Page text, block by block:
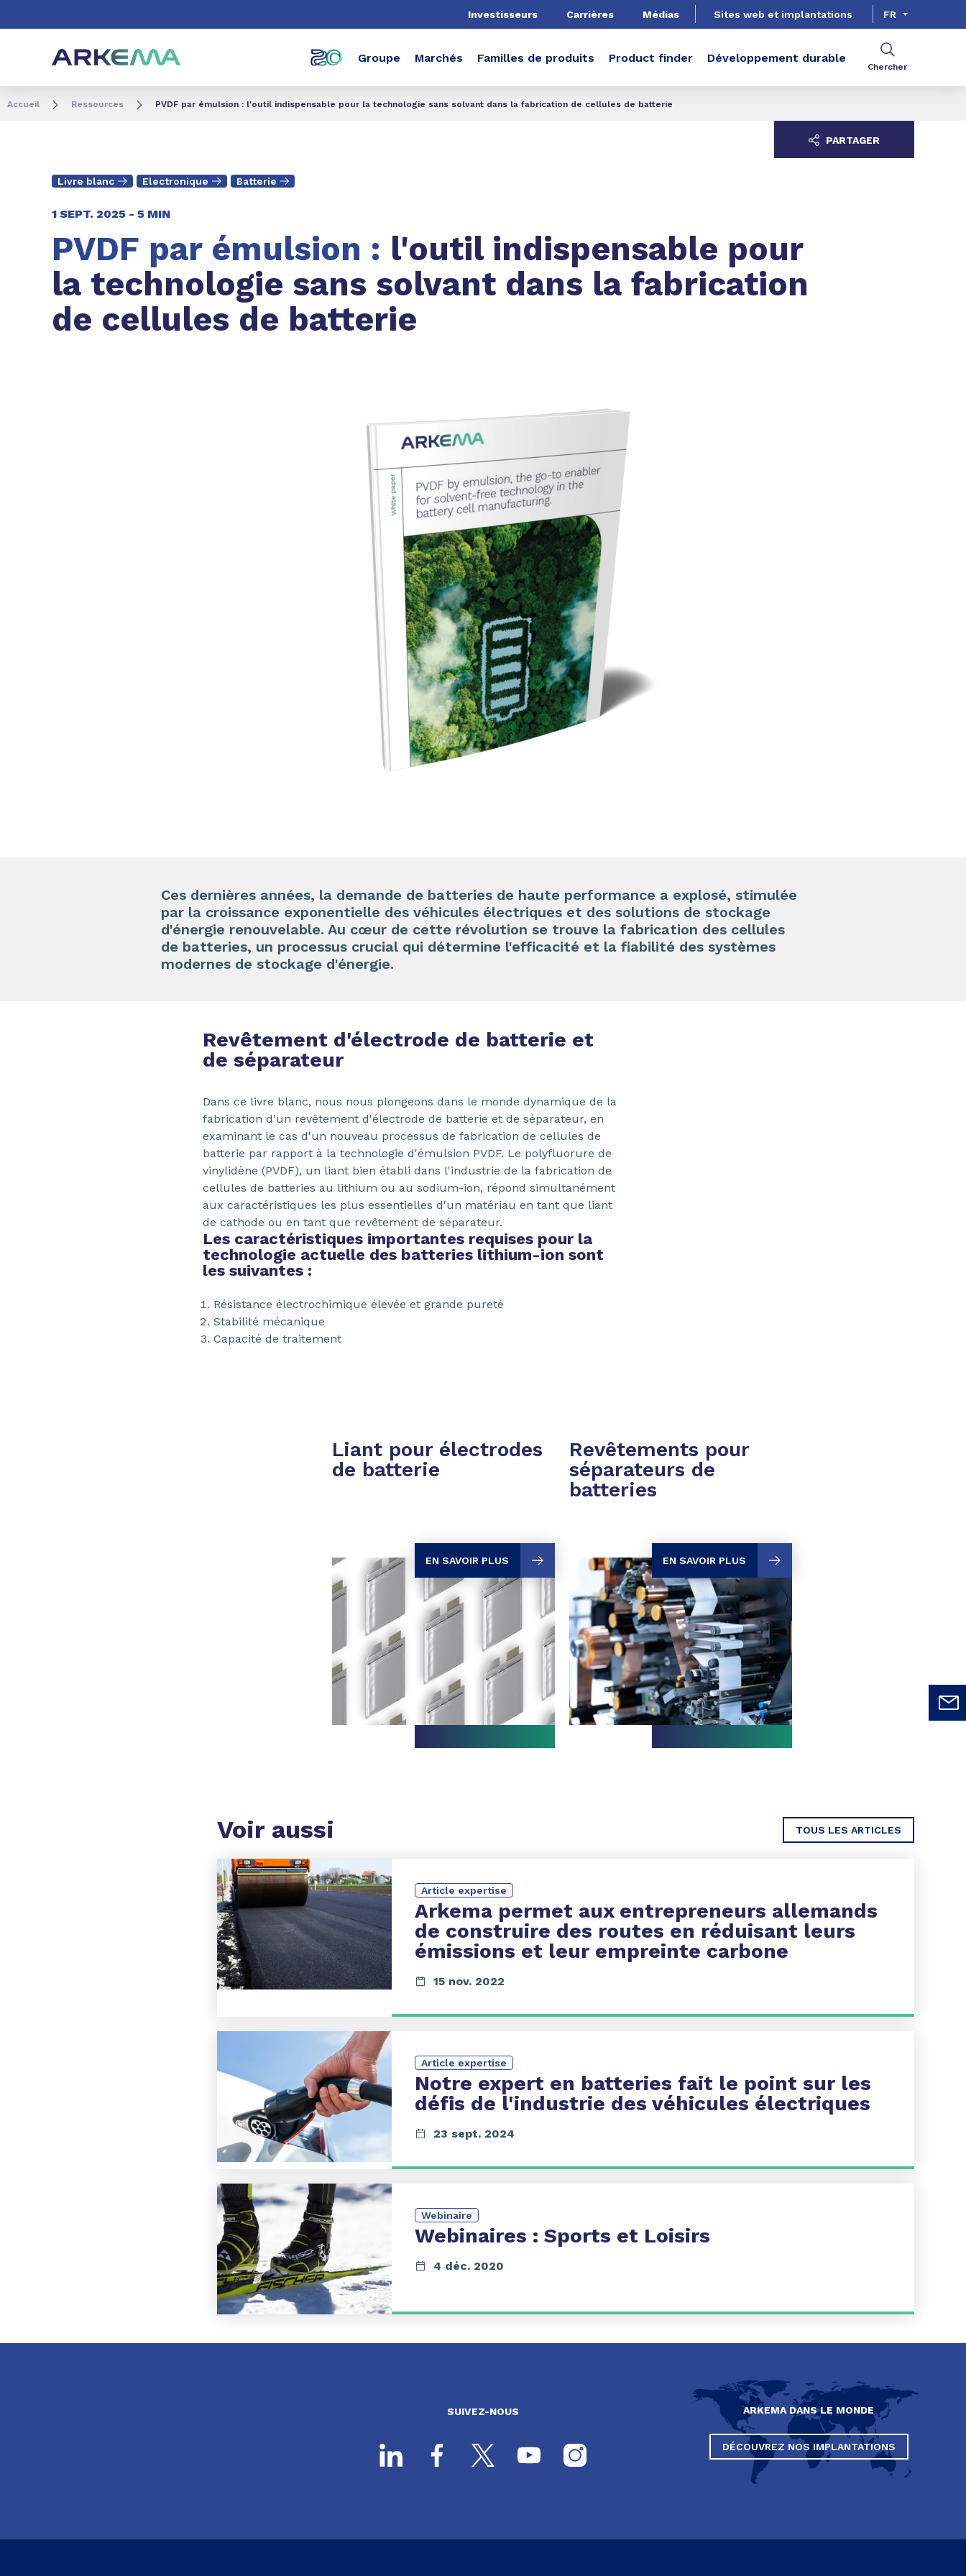
Investisseurs Carrières Médias Sites web et implantations FR
Groupe Marchés Familles de produits Product finder Développement durable
Chercher
Accueil Ressources PVDF par émulsion : l'outil indispensable pour la technologie sans solvant dans la fabrication de cellules de batterie
Livre blanc Electronique Batterie
1 SEPT. 2025 - 5 MIN
PVDF par émulsion : l'outil indispensable pour
la technologie sans solvant dans la fabrication
de cellules de batterie
PARTAGER
Ces dernières années, la demande de batteries de haute performance a explosé, stimulée
par la croissance exponentielle des véhicules électriques et des solutions de stockage
d'énergie renouvelable. Au cœur de cette révolution se trouve la fabrication des cellules
de batteries, un processus crucial qui détermine l'efficacité et la fiabilité des systèmes
modernes de stockage d'énergie.
Revêtement d'électrode de batterie et
de séparateur
Dans ce livre blanc, nous nous plongeons dans le monde dynamique de la
fabrication d'un revêtement d'électrode de batterie et de séparateur, en
examinant le cas d'un nouveau processus de fabrication de cellules de
batterie par rapport à la technologie d'émulsion PVDF. Le polyfluorure de
vinylidène (PVDF), un liant bien établi dans l'industrie de la fabrication de
cellules de batteries au lithium ou au sodium-ion, répond simultanément
aux caractéristiques les plus essentielles d'un matériau en tant que liant
de cathode ou en tant que revêtement de séparateur.
Les caractéristiques importantes requises pour la
technologie actuelle des batteries lithium-ion sont
les suivantes :
Résistance électrochimique élevée et grande pureté
Stabilité mécanique
Capacité de traitement
Liant pour électrodes
de batterie
EN SAVOIR PLUS
Revêtements pour
séparateurs de
batteries
EN SAVOIR PLUS
Voir aussi TOUS LES ARTICLES
Article expertise
Arkema permet aux entrepreneurs allemands
de construire des routes en réduisant leurs
émissions et leur empreinte carbone
15 nov. 2022
Article expertise
Notre expert en batteries fait le point sur les
défis de l'industrie des véhicules électriques
23 sept. 2024
Webinaire
Webinaires : Sports et Loisirs
4 déc. 2020
SUIVEZ-NOUS ARKEMA DANS LE MONDE
DÉCOUVREZ NOS IMPLANTATIONS